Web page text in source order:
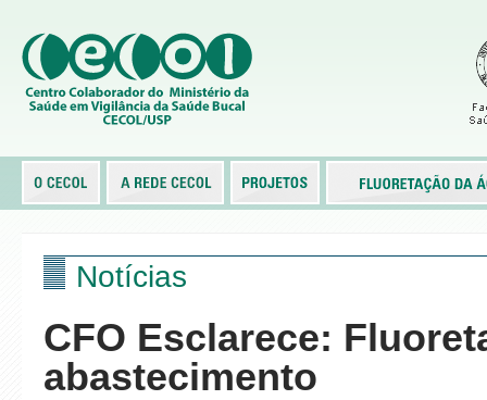
Notícias
CFO Esclarece:
abastecimento